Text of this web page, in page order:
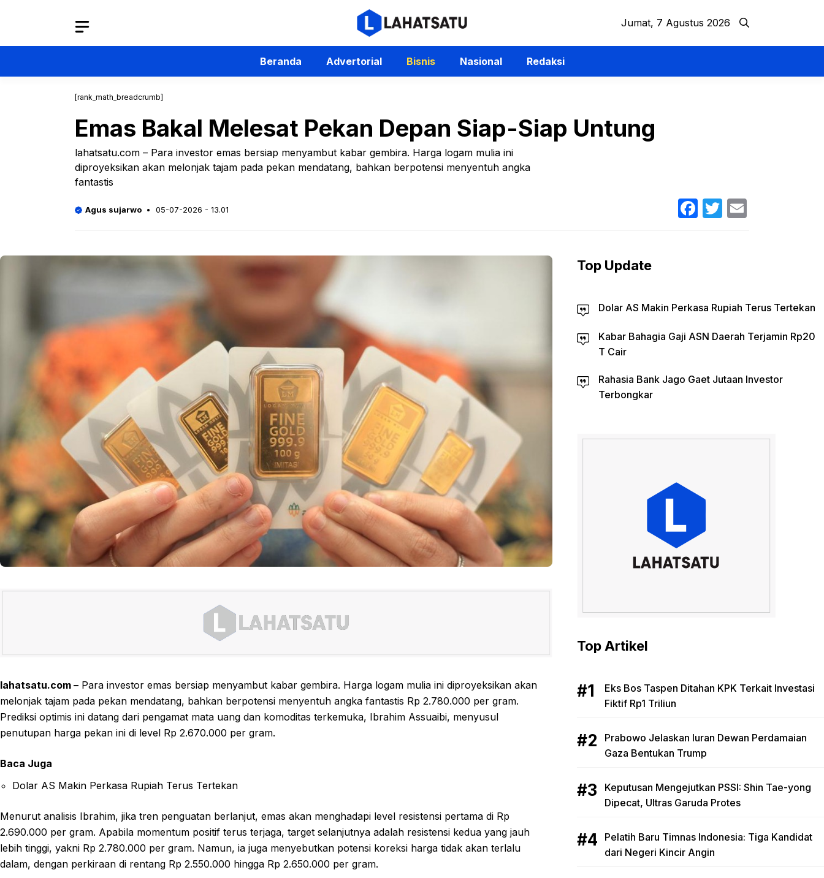
Jumat, 7 Agustus 2026
Beranda Advertorial Bisnis Nasional Redaksi
[rank_math_breadcrumb]
Emas Bakal Melesat Pekan Depan Siap-Siap Untung
lahatsatu.com – Para investor emas bersiap menyambut kabar gembira. Harga logam mulia ini
diproyeksikan akan melonjak tajam pada pekan mendatang, bahkan berpotensi menyentuh angka
fantastis
Agus sujarwo 05-07-2026 - 13.01 Facebook
Twitter
lahatsatu.com – Para investor emas bersiap menyambut kabar gembira. Harga logam mulia ini diproyeksikan akan
melonjak tajam pada pekan mendatang, bahkan berpotensi menyentuh angka fantastis Rp 2.780.000 per gram.
Prediksi optimis ini datang dari pengamat mata uang dan komoditas terkemuka, Ibrahim Assuaibi, menyusul
penutupan harga pekan ini di level Rp 2.670.000 per gram.
Baca Juga
Dolar AS Makin Perkasa Rupiah Terus Tertekan
Menurut analisis Ibrahim, jika tren penguatan berlanjut, emas akan menghadapi level resistensi pertama di Rp
2.690.000 per gram. Apabila momentum positif terus terjaga, target selanjutnya adalah resistensi kedua yang jauh
lebih tinggi, yakni Rp 2.780.000 per gram. Namun, ia juga menyebutkan potensi koreksi harga tidak akan terlalu
dalam, dengan perkiraan di rentang Rp 2.550.000 hingga Rp 2.650.000 per gram.
Top Update
Dolar AS Makin Perkasa Rupiah Terus Tertekan
Kabar Bahagia Gaji ASN Daerah Terjamin Rp20
T Cair
Rahasia Bank Jago Gaet Jutaan Investor
Terbongkar
Top Artikel
Eks Bos Taspen Ditahan KPK Terkait Investasi
Fiktif Rp1 Triliun
Prabowo Jelaskan Iuran Dewan Perdamaian
Gaza Bentukan Trump
Keputusan Mengejutkan PSSI: Shin Tae-yong
Dipecat, Ultras Garuda Protes
Pelatih Baru Timnas Indonesia: Tiga Kandidat
dari Negeri Kincir Angin